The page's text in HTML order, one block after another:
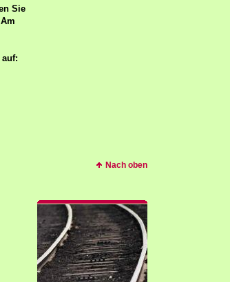
Sie
Nach oben